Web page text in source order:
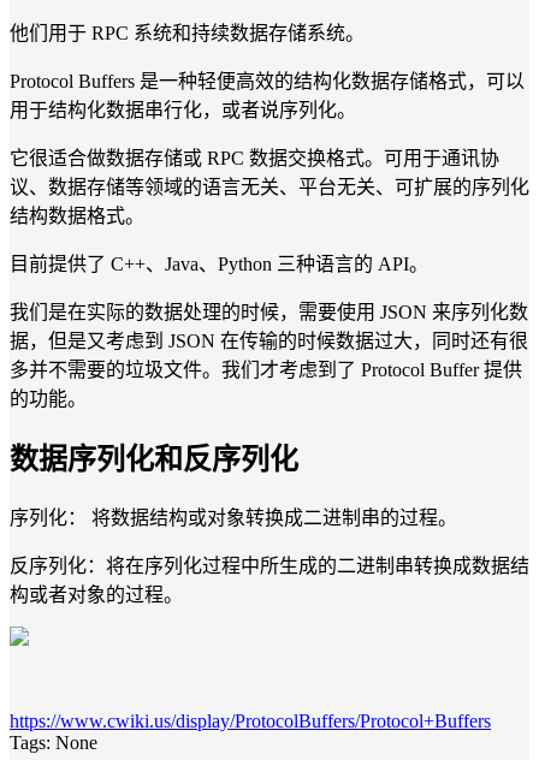
他们用于 RPC 系统和持续数据存储系统。
Protocol Buffers 是一种轻便高效的结构化数据存储格式，可以
用于结构化数据串行化，或者说序列化。
它很适合做数据存储或 RPC 数据交换格式。可用于通讯协
议、数据存储等领域的语言无关、平台无关、可扩展的序列化
结构数据格式。
目前提供了 C++、Java、Python 三种语言的 API。
我们是在实际的数据处理的时候，需要使用 JSON 来序列化数
据，但是又考虑到 JSON 在传输的时候数据过大，同时还有很
多并不需要的垃圾文件。我们才考虑到了 Protocol Buffer 提供
的功能。
数据序列化和反序列化
序列化： 将数据结构或对象转换成二进制串的过程。
反序列化：将在序列化过程中所生成的二进制串转换成数据结
构或者对象的过程。
https://www.cwiki.us/display/ProtocolBuffers/Protocol+Buffers
Tags: None